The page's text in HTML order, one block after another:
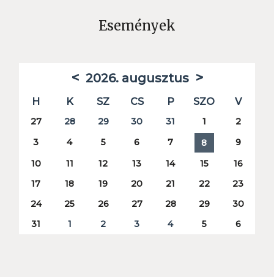
Események
< 2026. augusztus >
H K SZ CS P SZO V
27 28 29 30 31 1
2
3
4 5 6 7 8
9
10
11 12 13 14 15
16
17
18 19 20 21 22
23
24
25 26 27 28 29
30
31
1 2 3 4 5 6